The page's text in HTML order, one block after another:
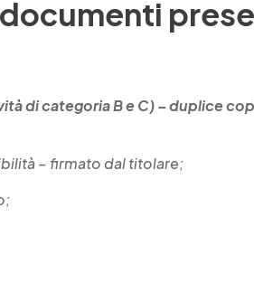
di categoria B e C) – duplice
– firmato dal titolare;